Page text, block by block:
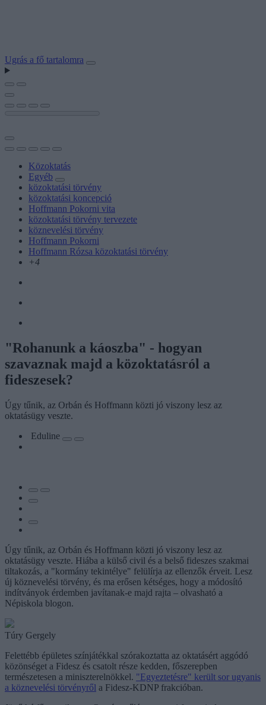
Ugrás a fő tartalomra
Közoktatás
Egyéb
közoktatási törvény
közoktatási koncepció
Hoffmann Pokorni vita
közoktatási törvény tervezete
köznevelési törvény
Hoffmann Pokorni
Hoffmann Rózsa közoktatási törvény
+4
"Rohanunk a káoszba" - hogyan
szavaznak majd a közoktatásról a
fideszesek?
Úgy tűnik, az Orbán és Hoffmann közti jó viszony lesz az
oktatásügy veszte.
Eduline
Úgy tűnik, az Orbán és Hoffmann közti jó viszony lesz az
oktatásügy veszte. Hiába a külső civil és a belső fideszes szakmai
tiltakozás, a "kormány tekintélye" felülírja az ellenzők érveit. Lesz
új köznevelési törvény, és ma erősen kétséges, hogy a módosító
indítványok érdemben javítanak-e majd rajta – olvasható a
Népiskola blogon.
Túry Gergely
Felettébb épületes színjátékkal szórakoztatta az oktatásért aggódó
közönséget a Fidesz és csatolt része kedden, főszerepben
természetesen a miniszterelnökkel. "Egyeztetésre" került sor ugyanis
a köznevelési törvényről a Fidesz-KDNP frakcióban.